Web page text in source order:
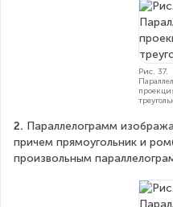
Рис. 37.
2. Параллелограмм
причем прямоугольник и
произвольным